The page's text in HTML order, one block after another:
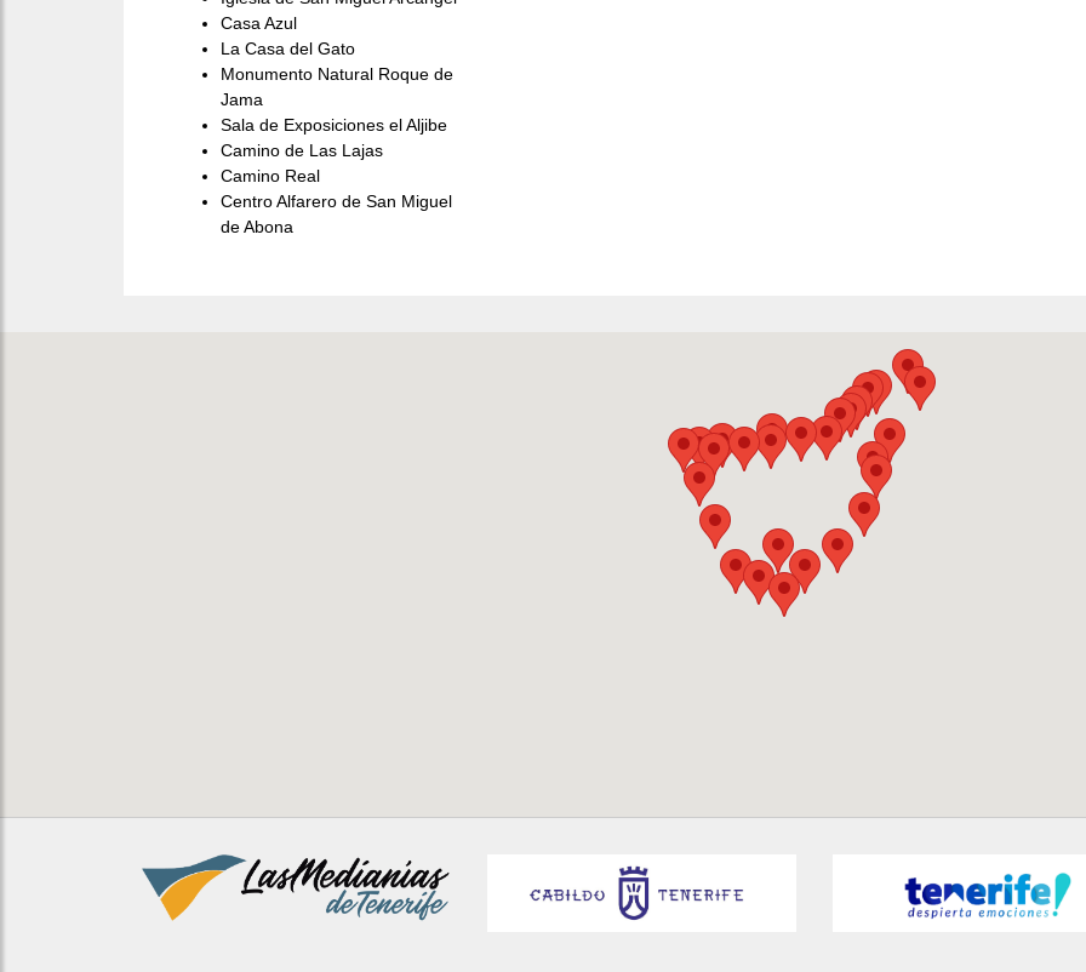
Casa Azul
La Casa del Gato
Monumento Natural Roque de
Jama
Sala de Exposiciones el Aljibe
Camino de Las Lajas
Camino Real
Centro Alfarero de San Miguel
de Abona